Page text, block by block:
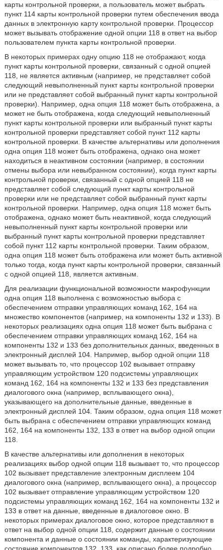
карты контрольной проверки, а пользователь может выбрать
пункт 114 карты контрольной проверки путем обеспечения ввода
данных в электронную карту контрольной проверки. Процессор
может вызывать отображение одной опции 118 в ответ на выбор
пользователем пункта карты контрольной проверки.
В некоторых примерах одну опцию 118 не отображают, когда
пункт карты контрольной проверки, связанный с одной опцией
118, не является активным (например, не представляет собой
следующий невыполненный пункт карты контрольной проверки
или не представляет собой выбранный пункт карты контрольной
проверки). Например, одна опция 118 может быть отображена, а
может не быть отображена, когда следующий невыполненный
пункт карты контрольной проверки или выбранный пункт карты
контрольной проверки представляет собой пункт 112 карты
контрольной проверки. В качестве альтернативы или дополнения
одна опция 118 может быть отображена, однако она может
находиться в неактивном состоянии (например, в состоянии
отмены выбора или невыбранном состоянии), когда пункт карты
контрольной проверки, связанный с одной опцией 118 не
представляет собой следующий пункт карты контрольной
проверки или не представляет собой выбранный пункт карты
контрольной проверки. Например, одна опция 118 может быть
отображена, однако может быть неактивной, когда следующий
невыполненный пункт карты контрольной проверки или
выбранный пункт карты контрольной проверки представляет
собой пункт 112 карты контрольной проверки. Таким образом,
одна опция 118 может быть отображена или может быть активной
только тогда, когда пункт карты контрольной проверки, связанный
с одной опцией 118, является активным.
Для реализации функциональной возможности макрофункции
одна опция 118 выполнена с возможностью выбора с
обеспечением отправки управляющих команд 162, 164 на
множество компонентов (например, на компоненты 132 и 133). В
некоторых реализациях одна опция 118 может быть выбрана с
обеспечением отправки управляющих команд 162, 164 на
компоненты 132 и 133 без дополнительных данных, введенных в
электронный дисплей 104. Например, выбор одной опции 118
может вызывать то, что процессор 102 вызывает отправку
управляющим устройством 120 подсистемы управляющих
команд 162, 164 на компоненты 132 и 133 без представления
диалогового окна (например, всплывающего окна),
указывающего на дополнительные данные, введенные в
электронный дисплей 104. Таким образом, одна опция 118 может
быть выбрана с обеспечением отправки управляющих команд
162, 164 на компоненты 132, 133 в ответ на выбор одной опции
118.
В качестве альтернативы или дополнения в некоторых
реализациях выбор одной опции 118 вызывает то, что процессор
102 вызывает представление электронным дисплеем 104
диалогового окна (например, всплывающего окна), а процессор
102 вызывает отправление управляющим устройством 120
подсистемы управляющих команд 162, 164 на компоненты 132 и
133 в ответ на данные, введенные в диалоговое окно. В
некоторых примерах диалоговое окно, которое представляют в
ответ на выбор одной опции 118, содержит данные о состоянии
компонента и данные о состоянии команды, характеризующие